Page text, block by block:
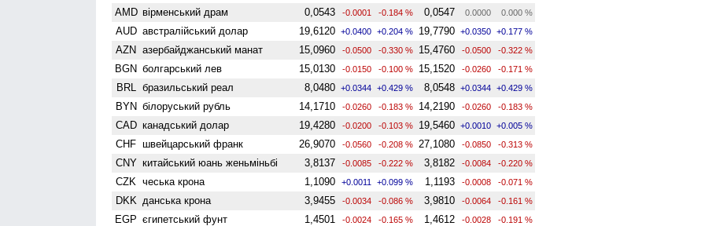
AMD вiрменський драм 0,0543 -0.0001 -0.184 % 0,0547 0.0000 0.000 %
AUD австралійський долар 19,6120 +0.0400 +0.204 % 19,7790 +0.0350 +0.177 %
AZN азербайджанський манат 15,0960 -0.0500 -0.330 % 15,4760 -0.0500 -0.322 %
BGN болгарський лев 15,0130 -0.0150 -0.100 % 15,1520 -0.0260 -0.171 %
BRL бразильський реал 8,0480 +0.0344 +0.429 % 8,0548 +0.0344 +0.429 %
BYN білоруський рубль 14,1710 -0.0260 -0.183 % 14,2190 -0.0260 -0.183 %
CAD канадський долар 19,4280 -0.0200 -0.103 % 19,5460 +0.0010 +0.005 %
CHF швейцарський франк 26,9070 -0.0560 -0.208 % 27,1080 -0.0850 -0.313 %
CNY китайський юань женьмiньбi 3,8137 -0.0085 -0.222 % 3,8182 -0.0084 -0.220 %
CZK чеська крона 1,1090 +0.0011 +0.099 % 1,1193 -0.0008 -0.071 %
DKK данська крона 3,9455 -0.0034 -0.086 % 3,9810 -0.0064 -0.161 %
EGP єгипетський фунт 1,4501 -0.0024 -0.165 % 1,4612 -0.0028 -0.191 %